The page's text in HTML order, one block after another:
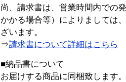
尚、請求書は、営業時間内での
かかる場合等）によりましては
ざいます。
⇒請求書について詳細はこちら
■納品書について
お届けする商品に同梱致します。